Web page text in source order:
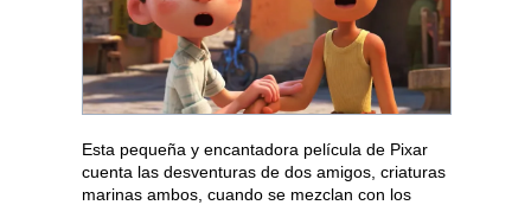
Esta pequeña y encantadora película de Pixar
cuenta las desventuras de dos amigos, criaturas
marinas ambos, cuando se mezclan con los